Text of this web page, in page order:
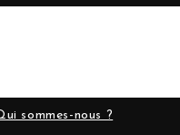
sommes-nous ?